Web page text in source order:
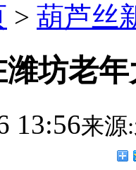
> 葫芦丝
坊老
13:56来源: